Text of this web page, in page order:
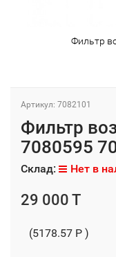
Фильтр
Артикул: 7082101
Фильтр
7080595
Склад: Нет в
29 000 T
(5178.57 P )